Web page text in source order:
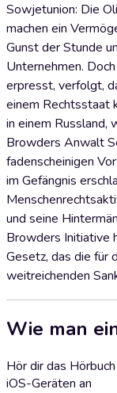
Sowjetunion: Die
machen ein
Gunst der Stunde
Unternehmen.
erpresst, verfolgt,
einem Rechtsstaat
in einem Russland,
Browders Anwalt
fadenscheinigen
im Gefängnis
und seine
Browders Initiative
Gesetz, das die für
weitreichenden
Wie man
Hör dir das
iOS-Geräten an